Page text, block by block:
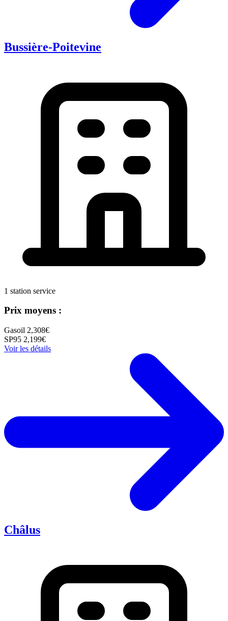
Bussière-Poitevine
1 station service
Prix moyens :
Gasoil 2,308€
SP95 2,199€
Voir les détails
Châlus